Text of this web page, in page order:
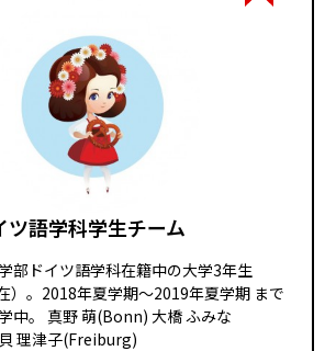
ツ語学科学生チーム
部ドイツ語学科在籍中の大学3年生
）。2018年夏学期〜2019年夏学期 まで
中。 真野 萌(Bonn) 大橋 ふみな
理津子(Freiburg)